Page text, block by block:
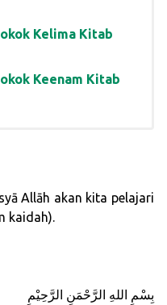
Kelima Kitab
Keenam Kitab
Allāh akan kita pelajari
kaidah).
بِسْمِ اللهِ الرَّحْمَنِ الرَّحِيْمِ